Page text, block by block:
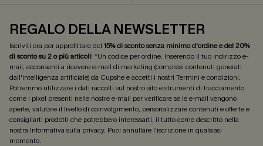
REGALO DELLA NEWSLETTER
Iscriviti ora per approfittare del 15% di sconto senza minimo d'ordine e del 20%
di sconto su 2 o più articoli! *Un codice per ordine. Inserendo il tuo indirizzo e-
mail, acconsenti a ricevere e-mail di marketing (compresi contenuti generati
dall'intelligenza artificiale) da Cupshe e accetti i nostri Termini e condizioni.
Potremmo utilizzare i dati raccolti sul nostro sito e strumenti di tracciamento
come i pixel presenti nelle nostre e-mail per verificare se le e-mail vengono
aperte, valutare il livello di coinvolgimento, personalizzare contenuti e offerte e
consigliarti prodotti che potrebbero interessarti, il tutto come descritto nella
nostra Informativa sulla privacy. Puoi annullare l'iscrizione in qualsiasi
momento.